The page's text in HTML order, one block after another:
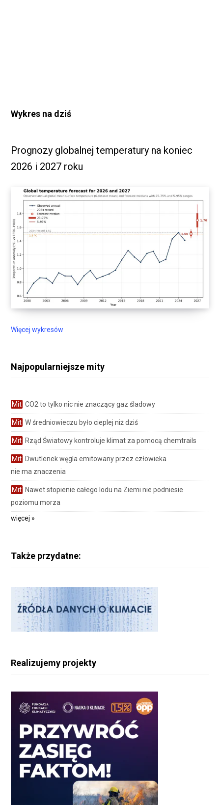
Wykres na dziś
Prognozy globalnej temperatury na koniec
2026 i 2027 roku
Więcej wykresów
Najpopularniejsze mity
Mit CO2 to tylko nic nie znaczący gaz śladowy
Mit W średniowieczu było cieplej niż dziś
Mit Rząd Światowy kontroluje klimat za pomocą chemtrails
Mit Dwutlenek węgla emitowany przez człowieka
nie ma znaczenia
Mit Nawet stopienie całego lodu na Ziemi nie podniesie
poziomu morza
więcej »
Także przydatne:
Realizujemy projekty